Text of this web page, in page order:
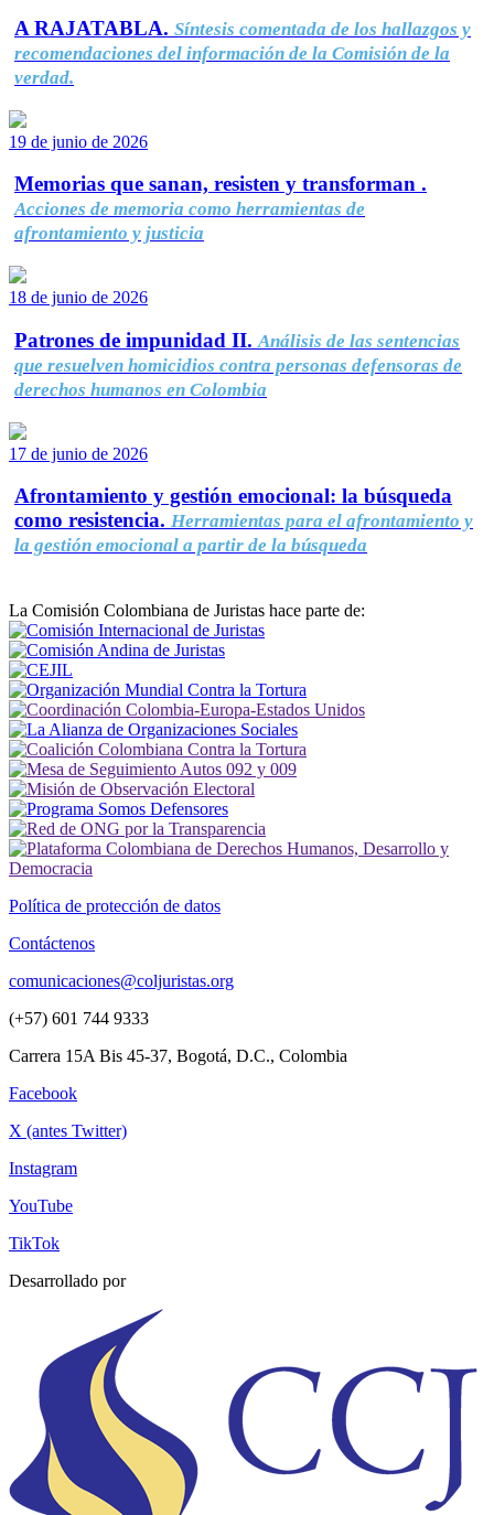
A RAJATABLA. Síntesis comentada de los hallazgos y
recomendaciones del información de la Comisión de la
verdad.
19 de junio de 2026
Memorias que sanan, resisten y transforman .
Acciones de memoria como herramientas de
afrontamiento y justicia
18 de junio de 2026
Patrones de impunidad II. Análisis de las sentencias
que resuelven homicidios contra personas defensoras de
derechos humanos en Colombia
17 de junio de 2026
Afrontamiento y gestión emocional: la búsqueda
como resistencia. Herramientas para el afrontamiento y
la gestión emocional a partir de la búsqueda
La Comisión Colombiana de Juristas hace parte de:
Política de protección de datos
Contáctenos
comunicaciones@coljuristas.org
(+57) 601 744 9333
Carrera 15A Bis 45-37, Bogotá, D.C., Colombia
Facebook
X (antes Twitter)
Instagram
YouTube
TikTok
Desarrollado por